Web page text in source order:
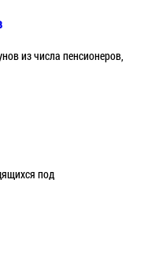
из числа пенсионеров,
под